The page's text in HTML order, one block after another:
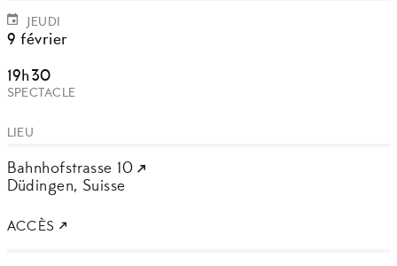
JEUDI
9 février
19h30
SPECTACLE
LIEU
Bahnhofstrasse 10
Düdingen, Suisse
ACCÈS